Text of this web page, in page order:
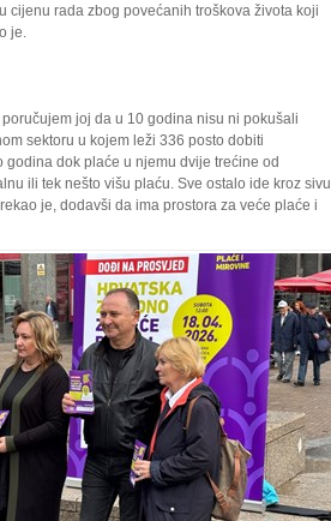
cijenu rada zbog povećanih troškova života koji
je.
joj da u 10 godina nisu ni pokušali
sektoru u kojem leži 336 posto dobiti
dok plaće u njemu dvije trećine od
ili tek nešto višu plaću. Sve ostalo ide kroz sivu
je, dodavši da ima prostora za veće plaće i